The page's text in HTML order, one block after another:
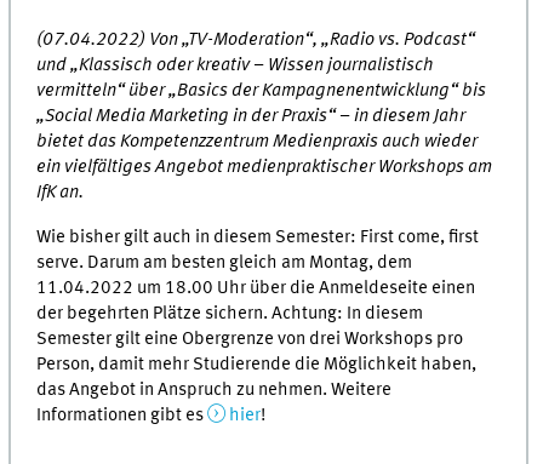
(07.04.2022) Von „TV-Moderation“, „Radio vs. Podcast“
und „Klassisch oder kreativ – Wissen journalistisch
vermitteln“ über „Basics der Kampagnenentwicklung“ bis
„Social Media Marketing in der Praxis“ – in diesem Jahr
bietet das Kompetenzzentrum Medienpraxis auch wieder
ein vielfältiges Angebot medienpraktischer Workshops am
IfK an.
Wie bisher gilt auch in diesem Semester: First come, first
serve. Darum am besten gleich am Montag, dem
11.04.2022 um 18.00 Uhr über die Anmeldeseite einen
der begehrten Plätze sichern. Achtung: In diesem
Semester gilt eine Obergrenze von drei Workshops pro
Person, damit mehr Studierende die Möglichkeit haben,
das Angebot in Anspruch zu nehmen. Weitere
Informationen gibt es
hier!